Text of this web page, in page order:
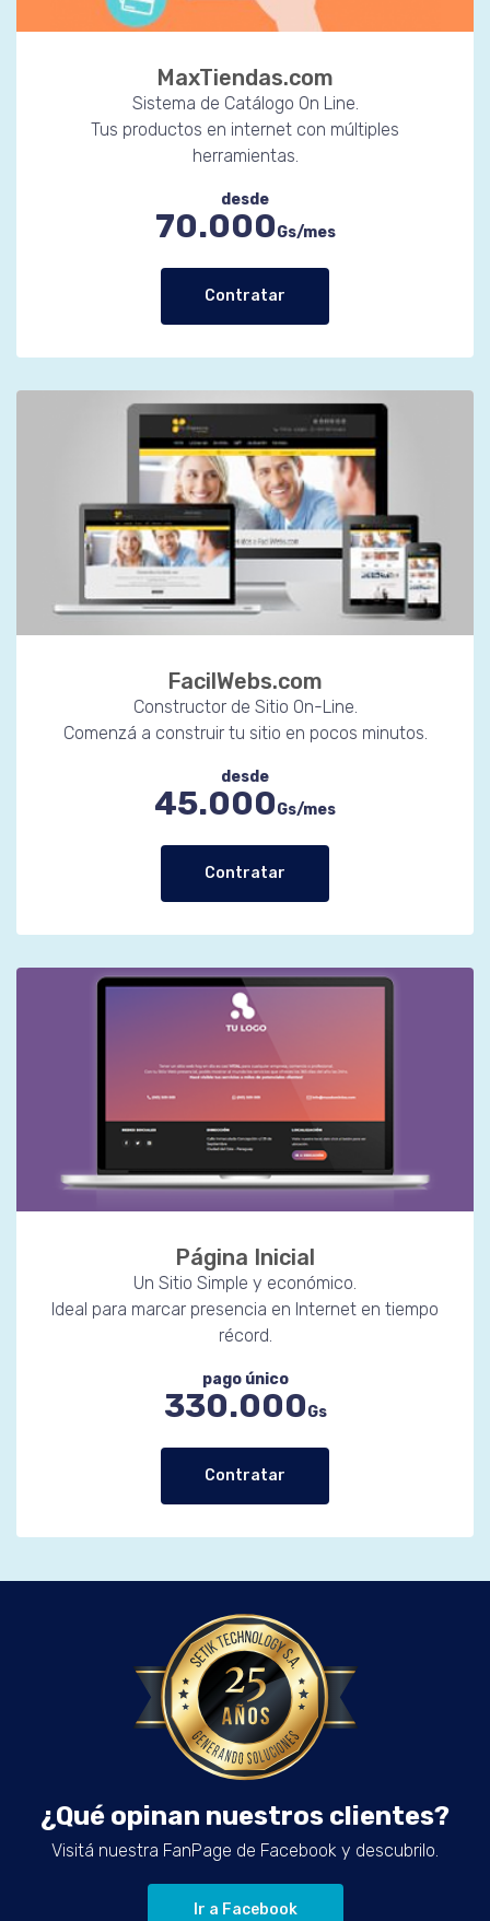
MaxTiendas.com
Sistema de Catálogo On Line.
Tus productos en internet con múltiples
herramientas.
desde
70.000Gs/mes
Contratar
FacilWebs.com
Constructor de Sitio On-Line.
Comenzá a construir tu sitio en pocos minutos.
desde
45.000Gs/mes
Contratar
Página Inicial
Un Sitio Simple y económico.
Ideal para marcar presencia en Internet en tiempo
récord.
pago único
330.000Gs
Contratar
¿Qué opinan nuestros clientes?
Visitá nuestra FanPage de Facebook y descubrilo.
Ir a Facebook